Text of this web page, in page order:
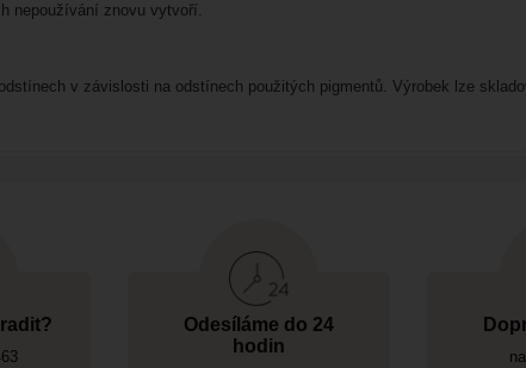
nepoužívání znovu vytvoří.
v závislosti na odstínech použitých pigmentů. Výrobek lze
Odesíláme do 24
hodin